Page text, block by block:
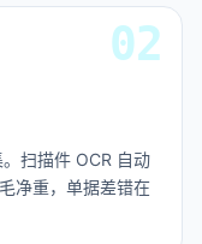
扫描件 OCR 自动
净重，单据差错在